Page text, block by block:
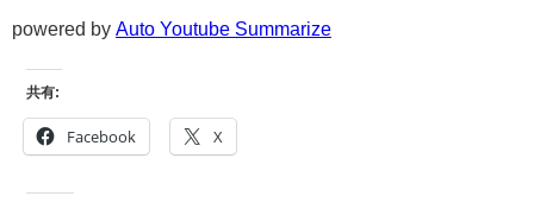
powered by Auto Youtube Summarize
共有:
Facebook X